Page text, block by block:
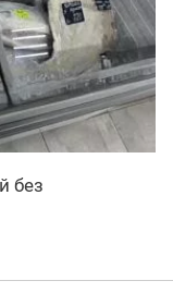
без